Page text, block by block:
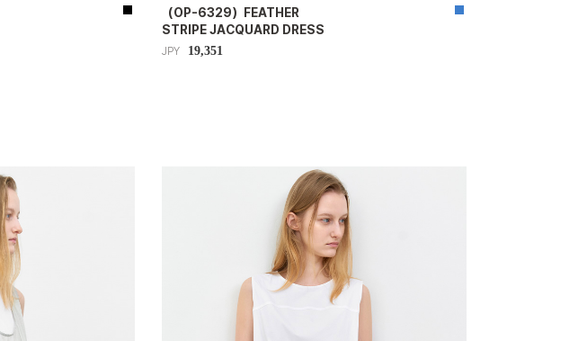
（OP-6329）FEATHER
STRIPE JACQUARD DRESS
JPY 19,351